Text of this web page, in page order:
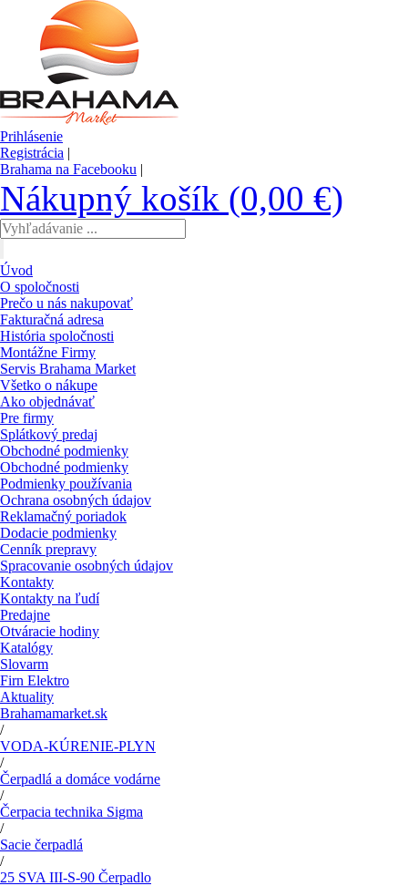
Prihlásenie
Registrácia |
Brahama na Facebooku |
Nákupný košík (0,00 €)
Úvod
O spoločnosti
Prečo u nás nakupovať
Fakturačná adresa
História spoločnosti
Montážne Firmy
Servis Brahama Market
Všetko o nákupe
Ako objednávať
Pre firmy
Splátkový predaj
Obchodné podmienky
Obchodné podmienky
Podmienky používania
Ochrana osobných údajov
Reklamačný poriadok
Dodacie podmienky
Cenník prepravy
Spracovanie osobných údajov
Kontakty
Kontakty na ľudí
Predajne
Otváracie hodiny
Katalógy
Slovarm
Firn Elektro
Aktuality
Brahamamarket.sk
/
VODA-KÚRENIE-PLYN
/
Čerpadlá a domáce vodárne
/
Čerpacia technika Sigma
/
Sacie čerpadlá
/
25 SVA III-S-90 Čerpadlo